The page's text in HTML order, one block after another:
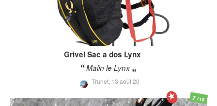
Grivel Sac a dos Lynx
Malin le Lynx
Trunet, 13 août 20
7/10